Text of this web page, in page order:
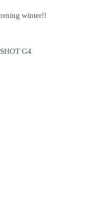
winter!!
G4